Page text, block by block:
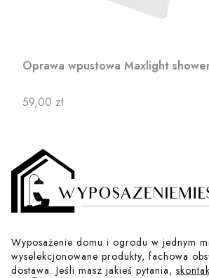
Oprawa wpustowa
Cena
59,00 zł
Wyposażenie domu i ogrodu w jednym
wyselekcjonowane produkty, fachowa
dostawa. Jeśli masz jakieś pytania,